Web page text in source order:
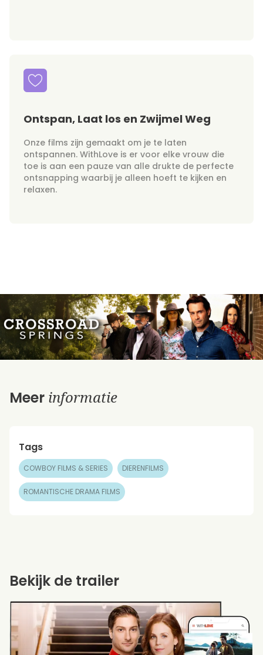
Ontspan, Laat los en Zwijmel Weg
Onze films zijn gemaakt om je te laten
ontspannen. WithLove is er voor elke vrouw die
toe is aan een pauze van alle drukte de perfecte
ontsnapping waarbij je alleen hoeft te kijken en
relaxen.
Meer informatie
Tags
COWBOY FILMS & SERIES DIERENFILMS
ROMANTISCHE DRAMA FILMS
Bekijk de trailer